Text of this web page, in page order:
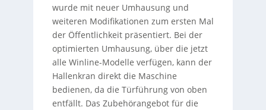
wurde mit neuer Umhausung und
weiteren Modifikationen zum ersten Mal
der Öffentlichkeit präsentiert. Bei der
optimierten Umhausung, über die jetzt
alle Winline-Modelle verfügen, kann der
Hallenkran direkt die Maschine
bedienen, da die Türführung von oben
entfällt. Das Zubehörangebot für die